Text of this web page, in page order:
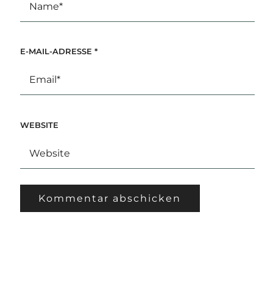
E-MAIL-ADRESSE *
WEBSITE